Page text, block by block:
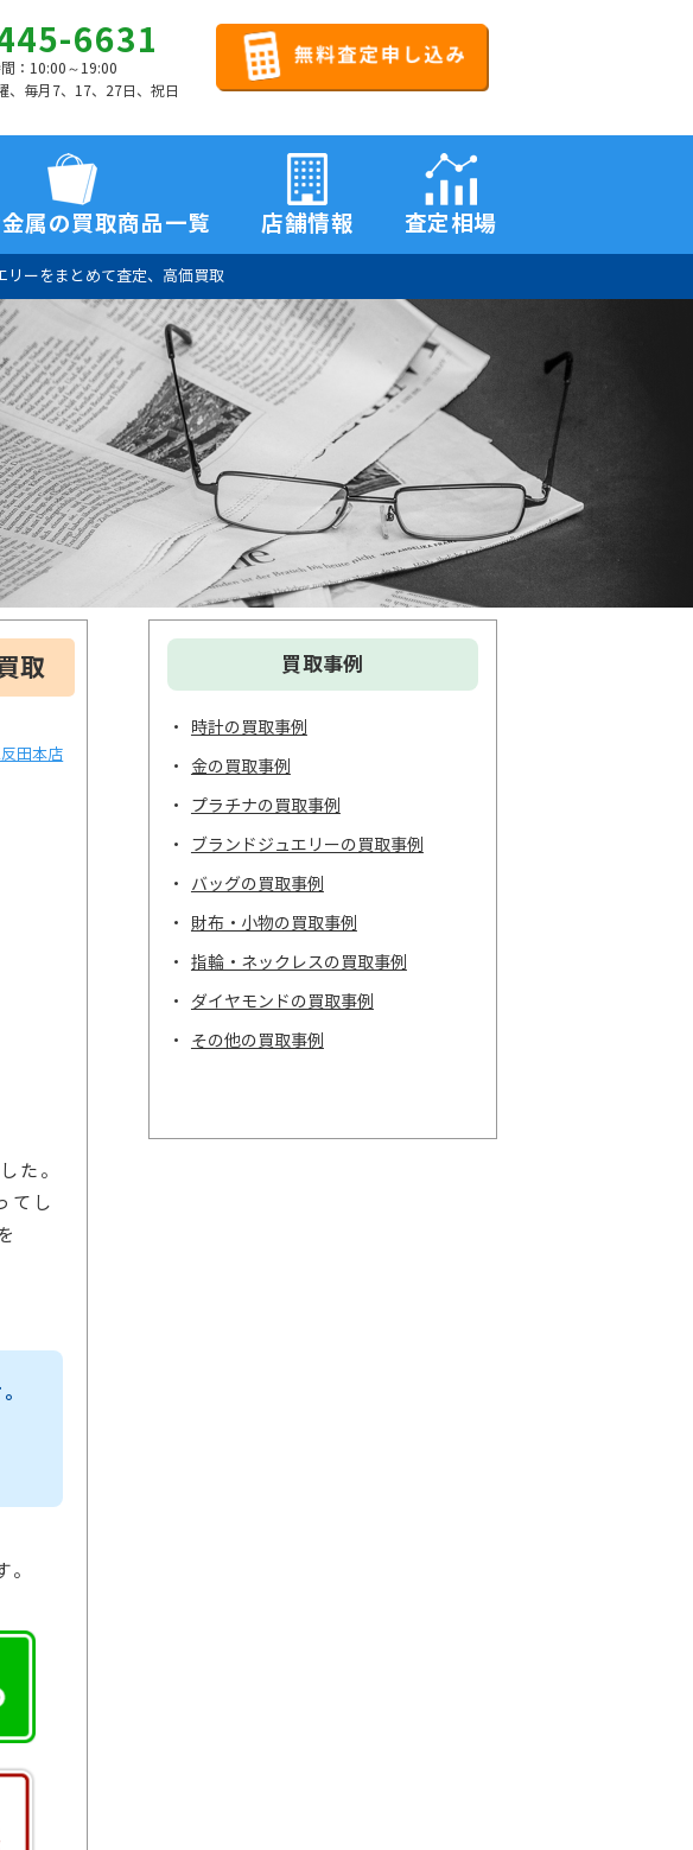
6631
：10:00～19:00
、毎月7、17、27日、祝日
属の買取商品一覧 店舗情報 査定相場
リーをまとめて査定、高価買取
取
田本店
た。
てし
買取事例
時計の買取事例
金の買取事例
プラチナの買取事例
ブランドジュエリーの買取事例
バッグの買取事例
財布・小物の買取事例
指輪・ネックレスの買取事例
ダイヤモンドの買取事例
その他の買取事例